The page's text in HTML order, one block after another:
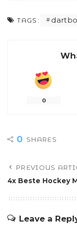
TAGS:
0
0 SHARES
PREVIOUS
4x Beste Hockey
Leave a